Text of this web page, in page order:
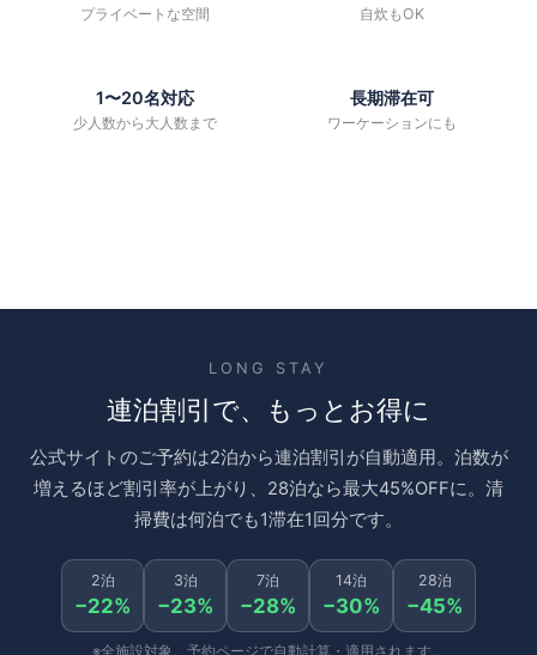
プライベートな空間 自炊もOK
1〜20名対応
少人数から大人数まで
長期滞在可
ワーケーションにも
LONG STAY
連泊割引で、もっとお得に
公式サイトのご予約は2泊から連泊割引が自動適用。泊数が
増えるほど割引率が上がり、28泊なら最大45%OFFに。清
掃費は何泊でも1滞在1回分です。
2泊
−22%
3泊
−23%
7泊
−28%
14泊
−30%
28泊
−45%
※全施設対象。予約ページで自動計算・適用されます。